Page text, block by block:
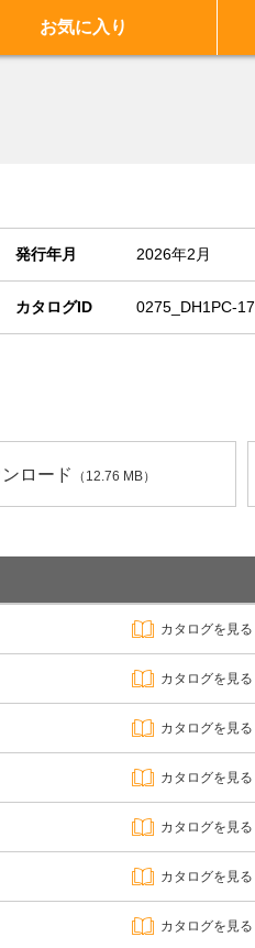
お気に入り
発行年月 2026年2月
カタログID 0275_DH1PC-17
ロード （12.76 MB）
カタログを見る
カタログを見る
カタログを見る
カタログを見る
カタログを見る
カタログを見る
カタログを見る